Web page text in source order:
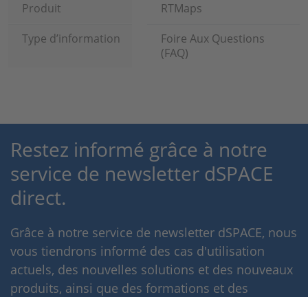
Produit
RTMaps
Type d’information
Foire Aux Questions
(FAQ)
Restez informé grâce à notre
service de newsletter dSPACE
direct.
Grâce à notre service de newsletter dSPACE, nous
vous tiendrons informé des cas d'utilisation
actuels, des nouvelles solutions et des nouveaux
produits, ainsi que des formations et des